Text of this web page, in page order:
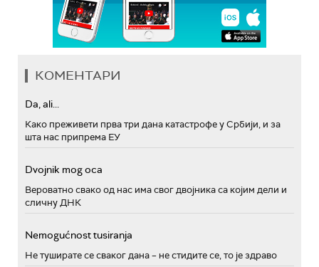
КОМЕНТАРИ
Da, ali...
Како преживети прва три дана катастрофе у Србији, и за
шта нас припрема ЕУ
Dvojnik mog oca
Вероватно свако од нас има свог двојника са којим дели и
сличну ДНК
Nemogućnost tusiranja
Не туширате се сваког дана – не стидите се, то је здраво